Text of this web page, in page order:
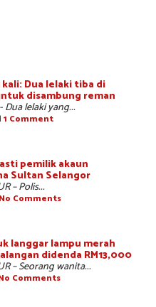
Dua lelaki tiba di
disambung reman
Dua lelaki yang...
1 Comment
pemilik akaun
Sultan Selangor
– Polis...
No Comments
langgar lampu merah
didenda RM13,000
– Seorang wanita...
Comments